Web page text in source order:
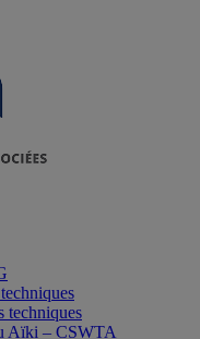
techniques
Aïki – CSWTA